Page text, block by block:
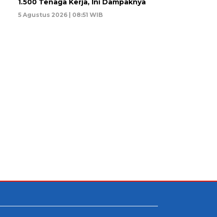
1.500 Tenaga Kerja, Ini Dampaknya
5 Agustus 2026 | 08:51 WIB